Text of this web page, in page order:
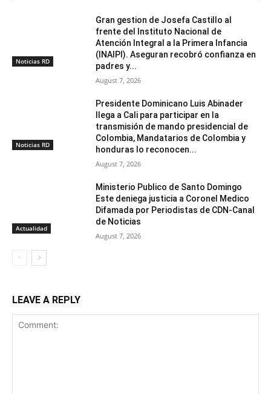
Noticias RD
Gran gestion de Josefa Castillo al
frente del Instituto Nacional de
Atención Integral a la Primera Infancia
(INAIPI). Aseguran recobró confianza en
padres y...
August 7, 2026
Noticias RD
Presidente Dominicano Luis Abinader
llega a Cali para participar en la
transmisión de mando presidencial de
Colombia, Mandatarios de Colombia y
honduras lo reconocen...
August 7, 2026
Actualidad
Ministerio Publico de Santo Domingo
Este deniega justicia a Coronel Medico
Difamada por Periodistas de CDN-Canal
de Noticias
August 7, 2026
LEAVE A REPLY